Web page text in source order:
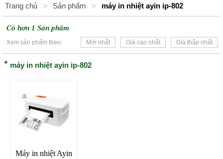
Trang chủ > Sản phẩm > máy in nhiệt ayin ip-802
Có hơn 1 Sản phẩm
Xem sản phẩm theo: Mới nhất Giá cao nhất Giá thấp nhất
máy in nhiệt ayin ip-802
Máy in nhiệt Ayin